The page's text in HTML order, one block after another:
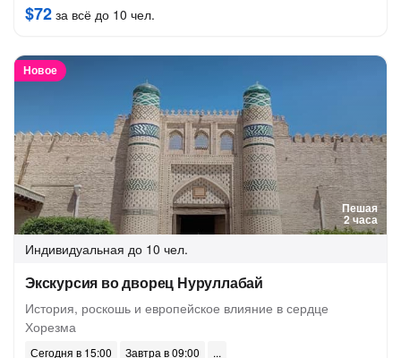
$72 за всё до 10 чел.
Новое
Пешая
2 часа
Индивидуальная до 10 чел.
Экскурсия во дворец Нуруллабай
История, роскошь и европейское влияние в сердце
Хорезма
Сегодня в 15:00 Завтра в 09:00